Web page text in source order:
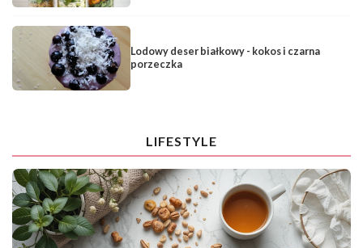
Lodowy deser białkowy - kokos i czarna
porzeczka
LIFESTYLE